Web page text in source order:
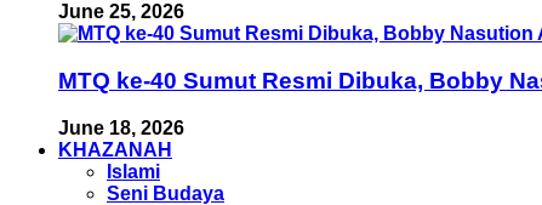
June 25, 2026
MTQ ke-40 Sumut Resmi Dibuka, Bobby
June 18, 2026
KHAZANAH
Islami
Seni Budaya